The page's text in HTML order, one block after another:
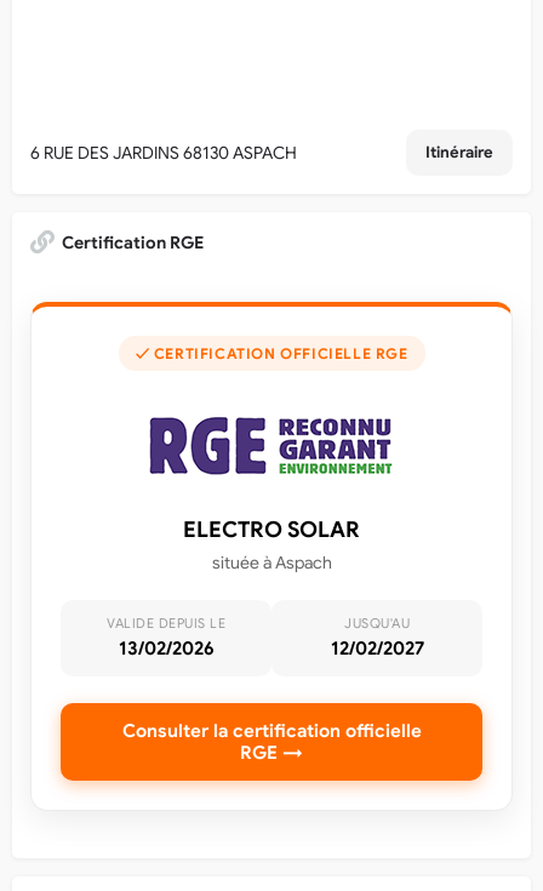
6 RUE DES JARDINS 68130 ASPACH Itinéraire
Certification RGE
✓ CERTIFICATION OFFICIELLE RGE
ELECTRO SOLAR
située à Aspach
VALIDE DEPUIS LE
13/02/2026
JUSQU'AU
12/02/2027
Consulter la certification officielle
RGE →